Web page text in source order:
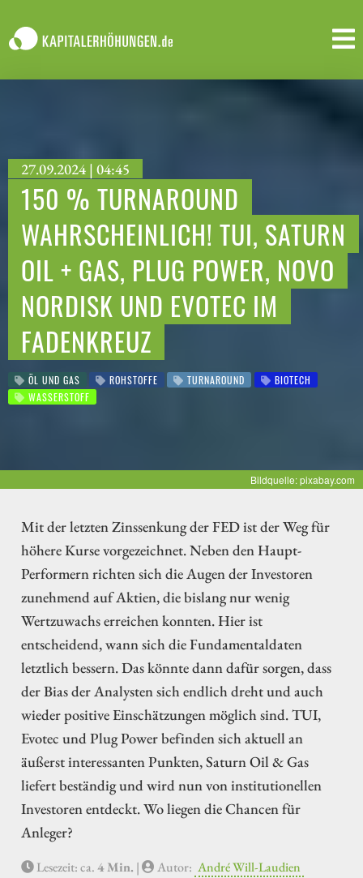
27.09.2024 | 04:45
150 % TURNAROUND
WAHRSCHEINLICH! TUI, SATURN
OIL + GAS, PLUG POWER, NOVO
NORDISK UND EVOTEC IM
FADENKREUZ
ÖL UND GAS ROHSTOFFE TURNAROUND
BIOTECH
WASSERSTOFF
Bildquelle: pixabay.com
Mit der letzten Zinssenkung der FED ist der Weg für
höhere Kurse vorgezeichnet. Neben den Haupt-
Performern richten sich die Augen der Investoren
zunehmend auf Aktien, die bislang nur wenig
Wertzuwachs erreichen konnten. Hier ist
entscheidend, wann sich die Fundamentaldaten
letztlich bessern. Das könnte dann dafür sorgen, dass
der Bias der Analysten sich endlich dreht und auch
wieder positive Einschätzungen möglich sind. TUI,
Evotec und Plug Power befinden sich aktuell an
äußerst interessanten Punkten, Saturn Oil & Gas
liefert beständig und wird nun von institutionellen
Investoren entdeckt. Wo liegen die Chancen für
Anleger?
Lesezeit: ca.4 Min. | Autor: André Will-Laudien